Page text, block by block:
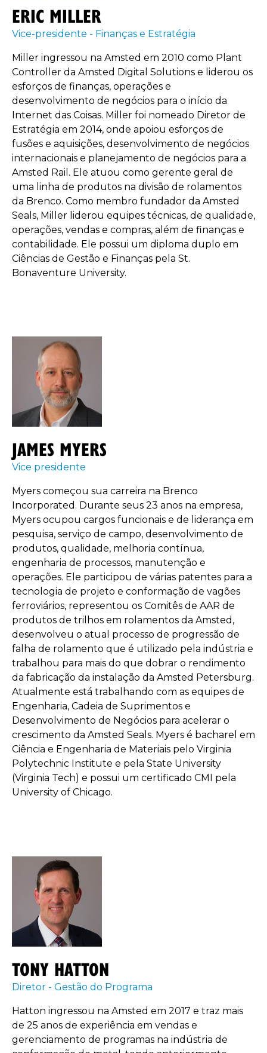
ERIC MILLER
Vice-presidente - Finanças e Estratégia
Miller ingressou na Amsted em 2010 como Plant
Controller da Amsted Digital Solutions e liderou os
esforços de finanças, operações e
desenvolvimento de negócios para o início da
Internet das Coisas. Miller foi nomeado Diretor de
Estratégia em 2014, onde apoiou esforços de
fusões e aquisições, desenvolvimento de negócios
internacionais e planejamento de negócios para a
Amsted Rail. Ele atuou como gerente geral de
uma linha de produtos na divisão de rolamentos
da Brenco. Como membro fundador da Amsted
Seals, Miller liderou equipes técnicas, de qualidade,
operações, vendas e compras, além de finanças e
contabilidade. Ele possui um diploma duplo em
Ciências de Gestão e Finanças pela St.
Bonaventure University.
JAMES MYERS
Vice presidente
Myers começou sua carreira na Brenco
Incorporated. Durante seus 23 anos na empresa,
Myers ocupou cargos funcionais e de liderança em
pesquisa, serviço de campo, desenvolvimento de
produtos, qualidade, melhoria contínua,
engenharia de processos, manutenção e
operações. Ele participou de várias patentes para a
tecnologia de projeto e conformação de vagões
ferroviários, representou os Comitês de AAR de
produtos de trilhos em rolamentos da Amsted,
desenvolveu o atual processo de progressão de
falha de rolamento que é utilizado pela indústria e
trabalhou para mais do que dobrar o rendimento
da fabricação da instalação da Amsted Petersburg.
Atualmente está trabalhando com as equipes de
Engenharia, Cadeia de Suprimentos e
Desenvolvimento de Negócios para acelerar o
crescimento da Amsted Seals. Myers é bacharel em
Ciência e Engenharia de Materiais pelo Virginia
Polytechnic Institute e pela State University
(Virginia Tech) e possui um certificado CMI pela
University of Chicago.
TONY HATTON
Diretor - Gestão do Programa
Hatton ingressou na Amsted em 2017 e traz mais
de 25 anos de experiência em vendas e
gerenciamento de programas na indústria de